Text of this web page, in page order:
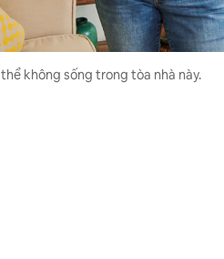
không sống trong tòa nhà này.